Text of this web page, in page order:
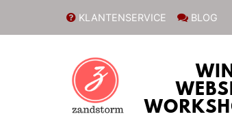
KLANTENSERVICE BLOG